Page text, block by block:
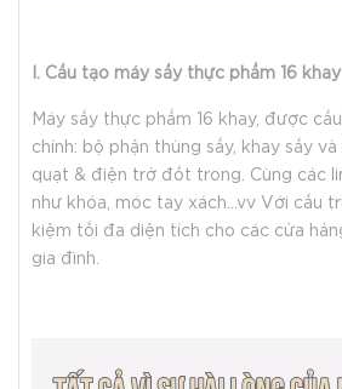
I. Cấu tạo máy sấy thực phẩm 16 khay
Máy sấy thực phẩm 16 khay, được
chính: bộ phận thùng sấy, khay sấy
quạt & điện trở đốt trong. Cùng các
như khóa, móc tay xách…vv Với cấu
kiệm tối đa diện tích cho các cửa
gia đình.